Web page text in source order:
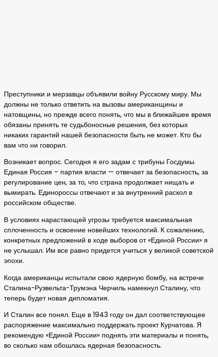
Преступники и мерзавцы объявили войну Русскому миру. Мы
должны не только ответить на вызовы американщины и
натовщины, но прежде всего понять, что мы в ближайшее время
обязаны принять те судьбоносные решения, без которых
никаких гарантий нашей безопасности быть не может. Кто бы
вам что ни говорил.
Возникает вопрос. Сегодня я его задам с трибуны Госдумы.
Единая Россия – партия власти — отвечает за безопасность, за
регулирование цен, за то, что страна продолжает нищать и
вымирать. Единороссы отвечают и за внутренний раскол в
российском обществе.
В условиях нарастающей угрозы требуется максимальная
сплоченность и освоение новейших технологий. К сожалению,
конкретных предложений в ходе выборов от «Единой России» я
не услышал. Им все равно придется учиться у великой советской
эпохи.
Когда американцы испытали свою ядерную бомбу, на встрече
Сталина-Рузвельта-Трумэна Черчиль намекнул Сталину, что
теперь будет новая дипломатия.
И Сталин все понял. Еще в 1943 году он дал соответствующее
распоряжение максимально поддержать проект Курчатова. Я
рекомендую «Единой России» поднять эти материалы и понять,
во сколько нам обошлась ядерная безопасность.